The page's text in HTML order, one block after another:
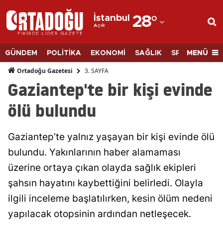
İstanbul
Açık 28°
Adana
Adıyaman
Afyonkarahisar
Ağrı
Antalya
Artvin
Aydın
Balıkesir
GÜNDEM POLİTİKA EKONOMİ SAĞLIK SPORMENÜ
Ortadoğu Gazetesi 3. SAYFA
Gaziantep'te bir kişi evinde
ölü bulundu
Gaziantep’te yalnız yaşayan bir kişi evinde ölü
bulundu. Yakınlarının haber alamaması
üzerine ortaya çıkan olayda sağlık ekipleri
şahsın hayatını kaybettiğini belirledi. Olayla
ilgili inceleme başlatılırken, kesin ölüm nedeni
yapılacak otopsinin ardından netleşecek.